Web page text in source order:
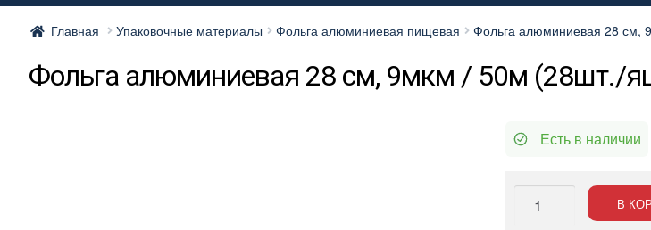
Главная Упаковочные материалы Фольга алюминиевая пищевая Фольга алюминиевая 28 см,
Фольга алюминиевая 28 см, 9мкм / 50м (28шт./
Есть в наличии
Количество
Фольга
В